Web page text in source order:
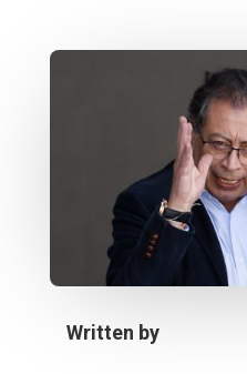
Written by